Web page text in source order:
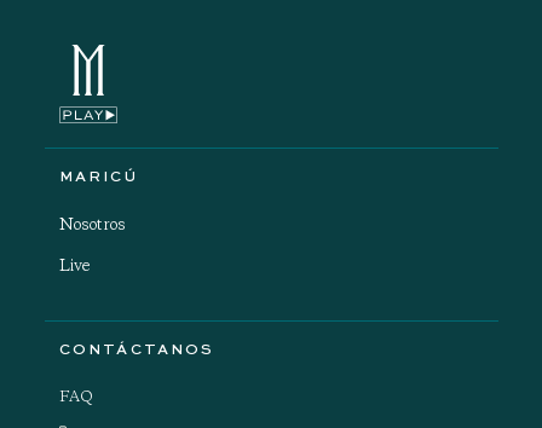
MARICÚ
Nosotros
Live
CONTÁCTANOS
FAQ